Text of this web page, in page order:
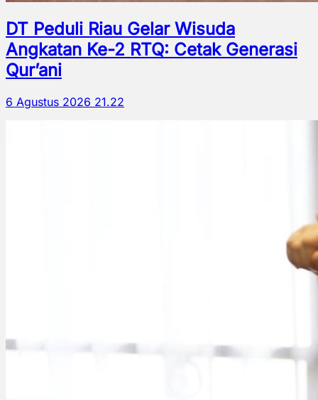
DT Peduli Riau Gelar Wisuda
Angkatan Ke-2 RTQ: Cetak Generasi
Qur’ani
6 Agustus 2026 21.22